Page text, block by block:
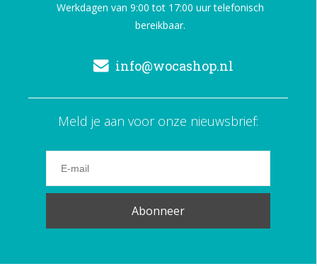
Werkdagen van 9:00 tot 17:00 uur telefonisch
bereikbaar.
info@wocashop.nl
Meld je aan voor onze nieuwsbrief:
Abonneer